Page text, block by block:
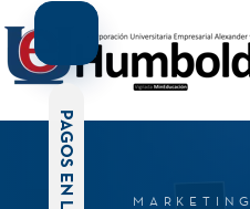
MARKETING
PAGOS EN LÍNEA